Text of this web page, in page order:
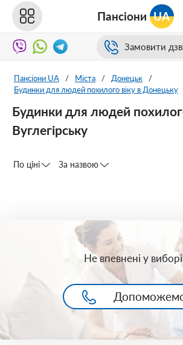
Пансіони UA
Замовити
Пансіони UA / Міста / Донецьк
/
Будинки для людей похилого віку в Донецьку
Будинки для людей
Вуглегірську
По ціні За назвою
Не впевнені у